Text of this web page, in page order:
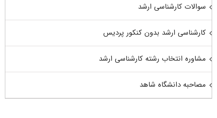
سوالات کارشناسی ارشد
کارشناسی ارشد بدون کنکور پردیس
مشاوره انتخاب رشته کارشناسی ارشد
مصاحبه دانشگاه شاهد